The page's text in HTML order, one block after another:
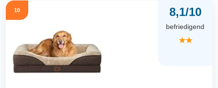
10 8,1/10
befriedigend
★★